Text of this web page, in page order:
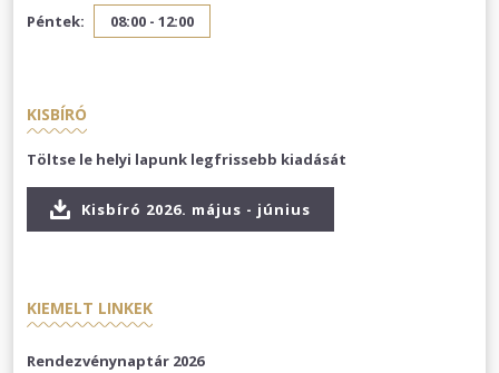
Péntek: 08:00 - 12:00
KISBÍRÓ
Töltse le helyi lapunk legfrissebb kiadását
Kisbíró 2026. május - június
KIEMELT LINKEK
Rendezvénynaptár 2026